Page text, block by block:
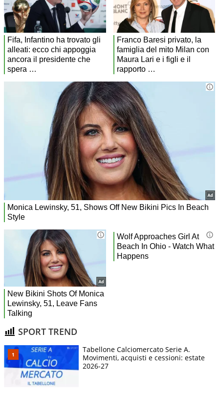
SPORT TREND
Tabellone Calciomercato Serie A.
Movimenti, acquisti e cessioni: estate
2026-27